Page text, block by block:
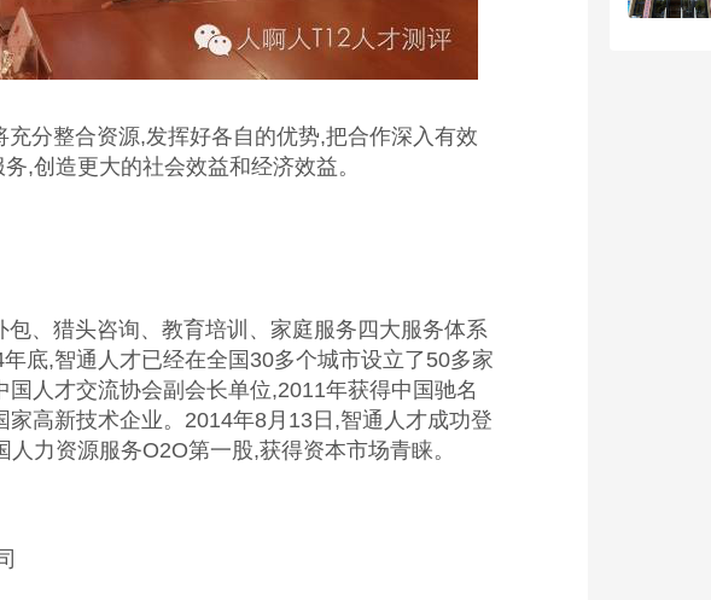
分整合资源,发挥好各自的优势,把合作深入有效
,创造更大的社会效益和经济效益。
、猎头咨询、教育培训、家庭服务四大服务体系
底,智通人才已经在全国30多个城市设立了50多家
人才交流协会副会长单位,2011年获得中国驰名
高新技术企业。2014年8月13日,智通人才成功登
力资源服务O2O第一股,获得资本市场青睐。